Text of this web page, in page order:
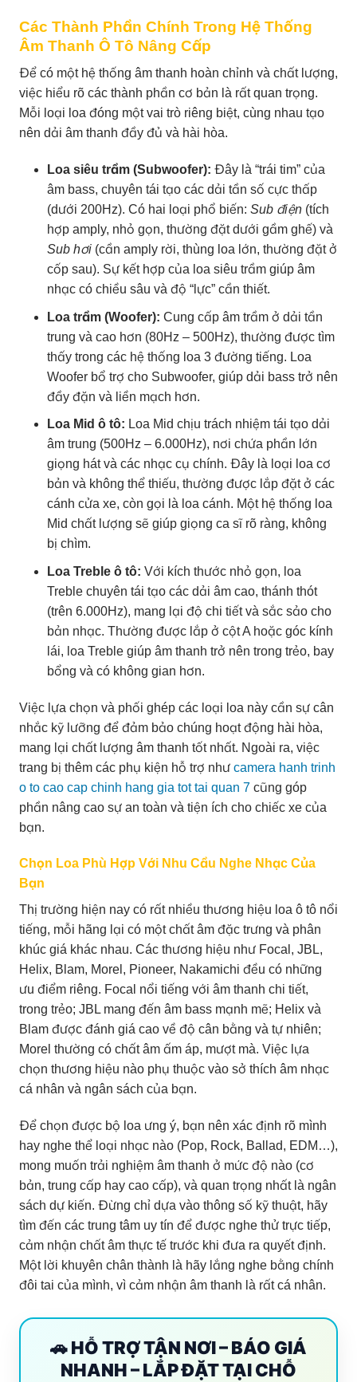
Các Thành Phần Chính Trong Hệ Thống
Âm Thanh Ô Tô Nâng Cấp
Để có một hệ thống âm thanh hoàn chỉnh và chất lượng,
việc hiểu rõ các thành phần cơ bản là rất quan trọng.
Mỗi loại loa đóng một vai trò riêng biệt, cùng nhau tạo
nên dải âm thanh đầy đủ và hài hòa.
Loa siêu trầm (Subwoofer): Đây là “trái tim” của
âm bass, chuyên tái tạo các dải tần số cực thấp
(dưới 200Hz). Có hai loại phổ biến: Sub điện (tích
hợp amply, nhỏ gọn, thường đặt dưới gầm ghế) và
Sub hơi (cần amply rời, thùng loa lớn, thường đặt ở
cốp sau). Sự kết hợp của loa siêu trầm giúp âm
nhạc có chiều sâu và độ “lực” cần thiết.
Loa trầm (Woofer): Cung cấp âm trầm ở dải tần
trung và cao hơn (80Hz – 500Hz), thường được tìm
thấy trong các hệ thống loa 3 đường tiếng. Loa
Woofer bổ trợ cho Subwoofer, giúp dải bass trở nên
đầy đặn và liền mạch hơn.
Loa Mid ô tô: Loa Mid chịu trách nhiệm tái tạo dải
âm trung (500Hz – 6.000Hz), nơi chứa phần lớn
giọng hát và các nhạc cụ chính. Đây là loại loa cơ
bản và không thể thiếu, thường được lắp đặt ở các
cánh cửa xe, còn gọi là loa cánh. Một hệ thống loa
Mid chất lượng sẽ giúp giọng ca sĩ rõ ràng, không
bị chìm.
Loa Treble ô tô: Với kích thước nhỏ gọn, loa
Treble chuyên tái tạo các dải âm cao, thánh thót
(trên 6.000Hz), mang lại độ chi tiết và sắc sảo cho
bản nhạc. Thường được lắp ở cột A hoặc góc kính
lái, loa Treble giúp âm thanh trở nên trong trẻo, bay
bổng và có không gian hơn.
Việc lựa chọn và phối ghép các loại loa này cần sự cân
nhắc kỹ lưỡng để đảm bảo chúng hoạt động hài hòa,
mang lại chất lượng âm thanh tốt nhất. Ngoài ra, việc
trang bị thêm các phụ kiện hỗ trợ như camera hanh trinh
o to cao cap chinh hang gia tot tai quan 7 cũng góp
phần nâng cao sự an toàn và tiện ích cho chiếc xe của
bạn.
Chọn Loa Phù Hợp Với Nhu Cầu Nghe Nhạc Của
Bạn
Thị trường hiện nay có rất nhiều thương hiệu loa ô tô nổi
tiếng, mỗi hãng lại có một chất âm đặc trưng và phân
khúc giá khác nhau. Các thương hiệu như Focal, JBL,
Helix, Blam, Morel, Pioneer, Nakamichi đều có những
ưu điểm riêng. Focal nổi tiếng với âm thanh chi tiết,
trong trẻo; JBL mang đến âm bass mạnh mẽ; Helix và
Blam được đánh giá cao về độ cân bằng và tự nhiên;
Morel thường có chất âm ấm áp, mượt mà. Việc lựa
chọn thương hiệu nào phụ thuộc vào sở thích âm nhạc
cá nhân và ngân sách của bạn.
Để chọn được bộ loa ưng ý, bạn nên xác định rõ mình
hay nghe thể loại nhạc nào (Pop, Rock, Ballad, EDM…),
mong muốn trải nghiệm âm thanh ở mức độ nào (cơ
bản, trung cấp hay cao cấp), và quan trọng nhất là ngân
sách dự kiến. Đừng chỉ dựa vào thông số kỹ thuật, hãy
tìm đến các trung tâm uy tín để được nghe thử trực tiếp,
cảm nhận chất âm thực tế trước khi đưa ra quyết định.
Một lời khuyên chân thành là hãy lắng nghe bằng chính
đôi tai của mình, vì cảm nhận âm thanh là rất cá nhân.
🚗 HỖ TRỢ TẬN NƠI – BÁO GIÁ
NHANH – LẮP ĐẶT TẠI CHỖ